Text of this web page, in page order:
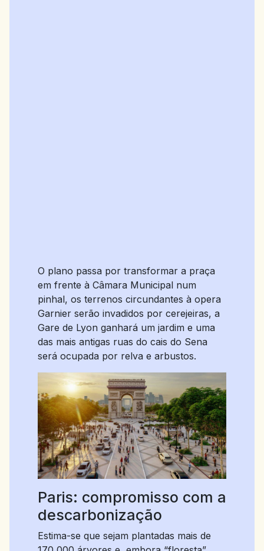
O plano passa por transformar a praça
em frente à Câmara Municipal num
pinhal, os terrenos circundantes à opera
Garnier serão invadidos por cerejeiras, a
Gare de Lyon ganhará um jardim e uma
das mais antigas ruas do cais do Sena
será ocupada por relva e arbustos.
Paris: compromisso com a
descarbonização
Estima-se que sejam plantadas mais de